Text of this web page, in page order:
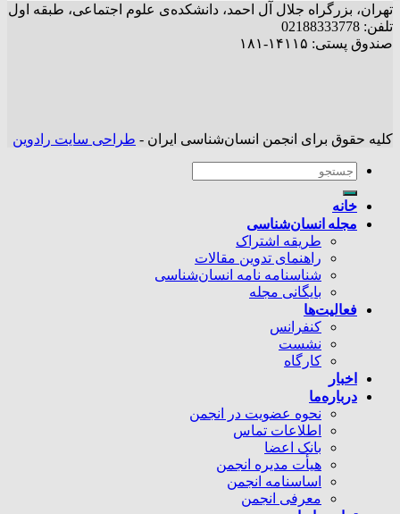
تهران، بزرگراه جلال آل احمد، دانشکده‌ی علوم اجتماعی، طبقه اول
تلفن: 02188333778
صندوق پستی: ۱۴۱۱۵-۱۸۱
کلیه حقوق برای انجمن انسان‌شناسی ایران - طراحی سایت رادوین
خانه
مجله انسان‌شناسی
طریقه اشتراک
راهنمای تدوین مقالات
شناسنامه نامه انسان‌شناسی
بایگانی مجله
فعالیت‌ها
کنفرانس
نشست
کارگاه
اخبار
درباره‌ما
نحوه عضویت در انجمن
اطلاعات تماس
بانک اعضا
هیأت مدیره انجمن
اساسنامه انجمن
معرفی انجمن